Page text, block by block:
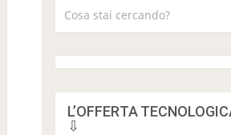
L’OFFERTA
⇩